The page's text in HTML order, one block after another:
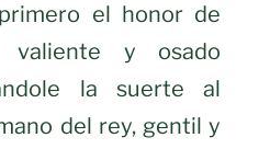
el honor de
y osado
la suerte al
del rey, gentil y